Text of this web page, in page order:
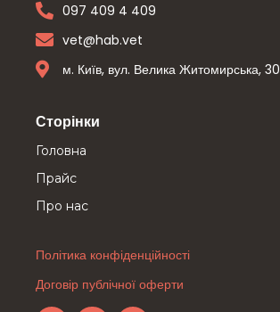
097 409 4 409
vet@hab.vet
м. Київ, вул. Велика Житомирська, 30
Сторінки
Головна
Прайс
Про нас
Політика конфіденційності
Договір публічної оферти